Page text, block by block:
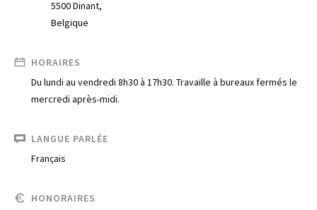
5500 Dinant,
Belgique
HORAIRES
Du lundi au vendredi 8h30 à 17h30. Travaille à bureaux fermés le
mercredi après-midi.
LANGUE PARLÉE
Français
HONORAIRES